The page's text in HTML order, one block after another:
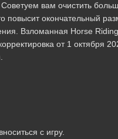
вам очистить
повысит окончательный
Взломанная Horse
от 1 октября
с игру.